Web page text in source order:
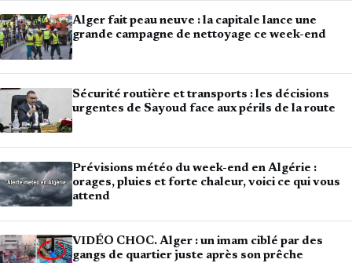
Alger fait peau neuve : la capitale lance une
grande campagne de nettoyage ce week-end
Sécurité routière et transports : les décisions
urgentes de Sayoud face aux périls de la route
Prévisions météo du week-end en Algérie :
orages, pluies et forte chaleur, voici ce qui vous
attend
VIDÉO CHOC. Alger : un imam ciblé par des
gangs de quartier juste après son prêche